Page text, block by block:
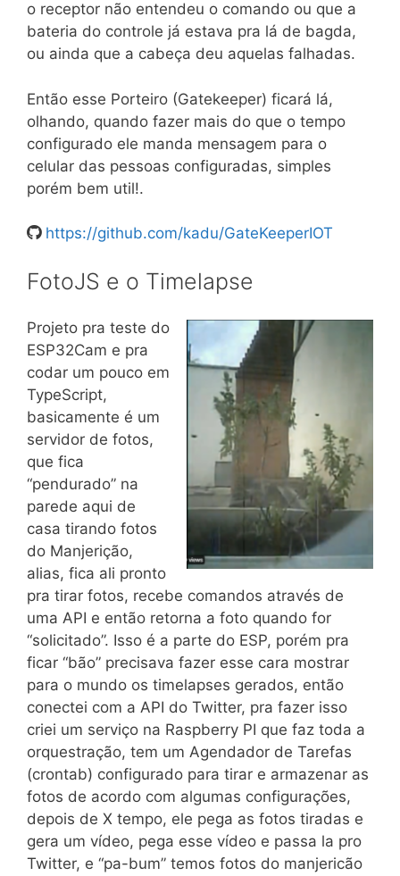
o receptor não entendeu o comando ou que a
bateria do controle já estava pra lá de bagda,
ou ainda que a cabeça deu aquelas falhadas.
Então esse Porteiro (Gatekeeper) ficará lá,
olhando, quando fazer mais do que o tempo
configurado ele manda mensagem para o
celular das pessoas configuradas, simples
porém bem util!.
https://github.com/kadu/GateKeeperIOT
FotoJS e o Timelapse
Projeto pra teste do
ESP32Cam e pra
codar um pouco em
TypeScript,
basicamente é um
servidor de fotos,
que fica
“pendurado” na
parede aqui de
casa tirando fotos
do Manjerição,
alias, fica ali pronto
pra tirar fotos, recebe comandos através de
uma API e então retorna a foto quando for
“solicitado”. Isso é a parte do ESP, porém pra
ficar “bão” precisava fazer esse cara mostrar
para o mundo os timelapses gerados, então
conectei com a API do Twitter, pra fazer isso
criei um serviço na Raspberry PI que faz toda a
orquestração, tem um Agendador de Tarefas
(crontab) configurado para tirar e armazenar as
fotos de acordo com algumas configurações,
depois de X tempo, ele pega as fotos tiradas e
gera um vídeo, pega esse vídeo e passa la pro
Twitter, e “pa-bum” temos fotos do manjericão